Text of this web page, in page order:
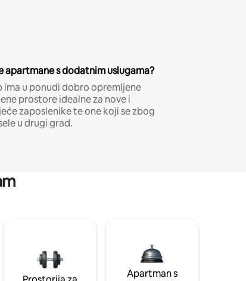
apartmane s dodatnim uslugama?
ima u ponudi dobro opremljene
prostore idealne za nove i
zaposlenike te one koji se zbog
u drugi grad.
Apartman s